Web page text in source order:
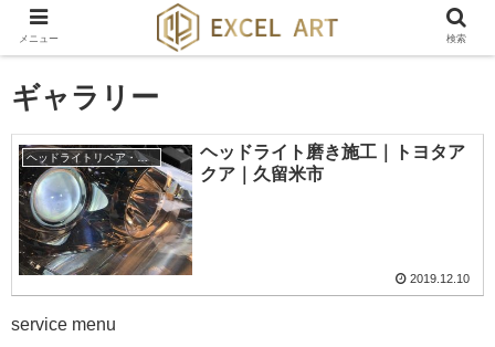
ギャラリー
ヘッドライトリペア・クラック・ひび割れ除去
ヘッドライト磨き施工｜トヨタア
クア｜久留米市
2019.12.10
service menu
メニュー 検索